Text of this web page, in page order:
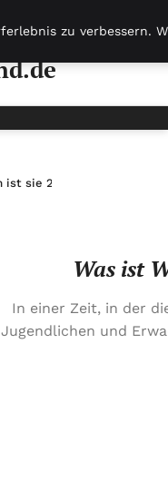
ist sie 2025 so wichtig?
Was ist
In einer Zeit, in der
Jugendlichen und
zu